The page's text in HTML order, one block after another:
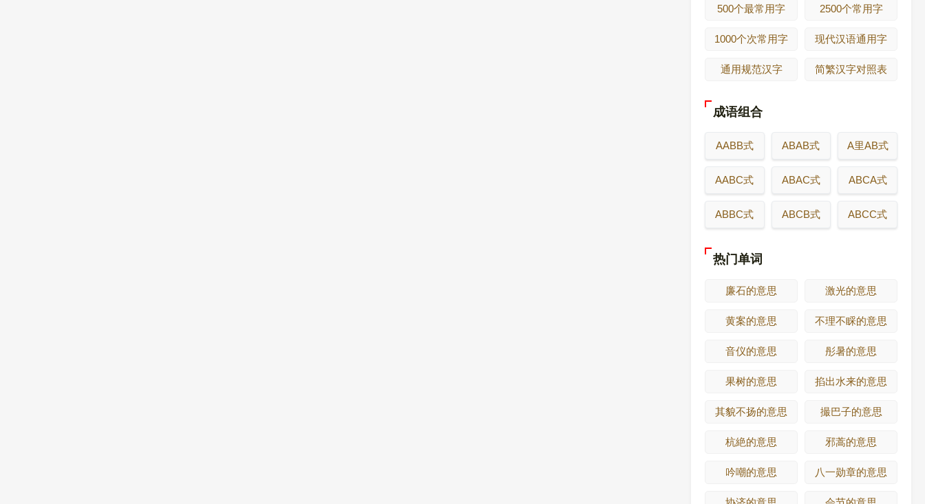
500个最常用字 2500个常用字
1000个次常用字 现代汉语通用字
通用规范汉字 简繁汉字对照表
成语组合
AABB式 ABAB式 A里AB式
AABC式 ABAC式 ABCA式
ABBC式 ABCB式 ABCC式
热门单词
廉石的意思 激光的意思
黄案的意思 不理不睬的意思
音仪的意思 彤暑的意思
果树的意思 掐出水来的意思
其貌不扬的意思 撮巴子的意思
杭絶的意思 邪蒿的意思
吟嘲的意思 八一勋章的意思